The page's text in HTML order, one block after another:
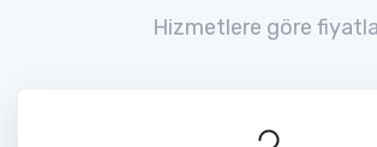
Hizmetlere göre